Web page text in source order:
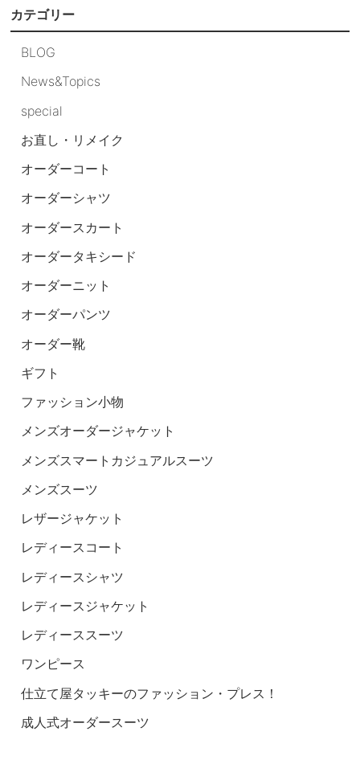
カテゴリー
BLOG
News&Topics
special
お直し・リメイク
オーダーコート
オーダーシャツ
オーダースカート
オーダータキシード
オーダーニット
オーダーパンツ
オーダー靴
ギフト
ファッション小物
メンズオーダージャケット
メンズスマートカジュアルスーツ
メンズスーツ
レザージャケット
レディースコート
レディースシャツ
レディースジャケット
レディーススーツ
ワンピース
仕立て屋タッキーのファッション・プレス！
成人式オーダースーツ